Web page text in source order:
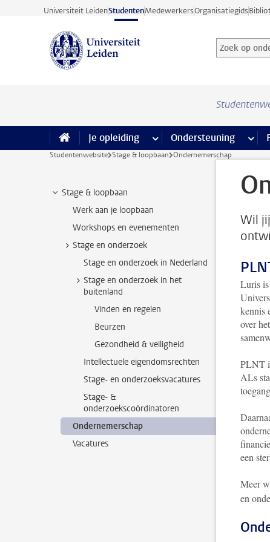
Ga direct naar de inhoud
Universiteit LeidenStudentenMedewerkersOrganisatiegids
Zoek op
Zoekterm
Je opleiding meer Je opleiding pagina’s
Ondersteuning
Studentenwebsite Stage & loopbaan Ondernemerschap
Stage & loopbaan
Werk aan je loopbaan
Workshops en evenementen
Stage en onderzoek
Stage en onderzoek in Nederland
Stage en onderzoek in het
buitenland
Vinden en regelen
Beurzen
Gezondheid & veiligheid
Intellectuele eigendomsrechten
Stage- en onderzoeksvacatures
Stage- &
onderzoekscoördinatoren
Ondernemerschap
Vacatures
Wil
Luris
kennis
over
PLNT
ALs
een
Meer
en